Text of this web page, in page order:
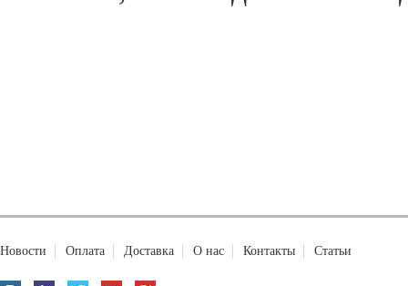
Новости Оплата Доставка О нас Контакты Статьи